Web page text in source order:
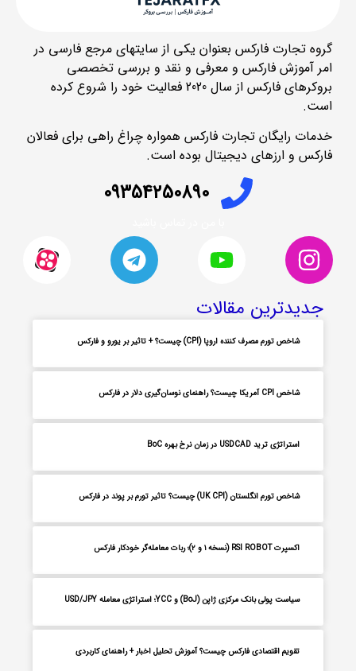
گروه تجارت فارکس بعنوان یکی از سایتهای مرجع فارسی در
امر آموزش فارکس و معرفی و نقد و بررسی تخصصی
بروکرهای فارکس از سال 2020 فعالیت خود را شروع کرده
است.
خدمات رایگان تجارت فارکس همواره چراغ راهی برای فعالان
فارکس و ارزهای دیجیتال بوده است.
09354250890
جدیدترین مقالات
شاخص تورم مصرف کننده اروپا (CPI) چیست؟ + تاثیر بر یورو و فارکس
شاخص CPI آمریکا چیست؟ راهنمای نوسان‌گیری دلار در فارکس
استراتژی ترید USDCAD در زمان نرخ بهره BoC
شاخص تورم انگلستان (UK CPI) چیست؟ تاثیر تورم بر پوند در فارکس
اکسپرت RSI ROBOT (نسخه ۱ و ۲)؛ ربات معامله‌گر خودکار فارکس
سیاست پولی بانک مرکزی ژاپن (BoJ) و YCC؛ استراتژی معامله USD/JPY
تقویم اقتصادی فارکس چیست؟ آموزش تحلیل اخبار + راهنمای کاربردی